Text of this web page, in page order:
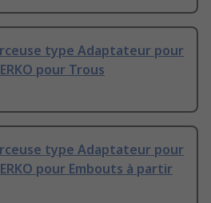
type Adaptateur pour
pour Trous
type Adaptateur pour
pour Embouts à partir